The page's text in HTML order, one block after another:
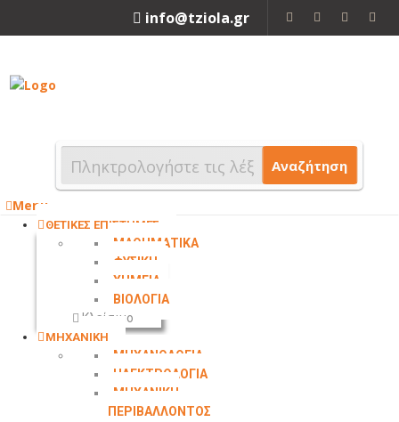
info@tziola.gr
Αναζήτηση
Menu
ΘΕΤΙΚΕΣ ΕΠΙΣΤΗΜΕΣ
ΜΑΘΗΜΑΤΙΚΑ
ΦΥΣΙΚΗ
ΧΗΜΕΙΑ
ΒΙΟΛΟΓΙΑ
Κλείσιμο
ΜΗΧΑΝΙΚΗ
ΜΗΧΑΝΟΛΟΓΙΑ
ΗΛΕΚΤΡΟΛΟΓΙΑ
ΜΗΧΑΝΙΚΗ
ΠΕΡΙΒΑΛΛΟΝΤΟΣ